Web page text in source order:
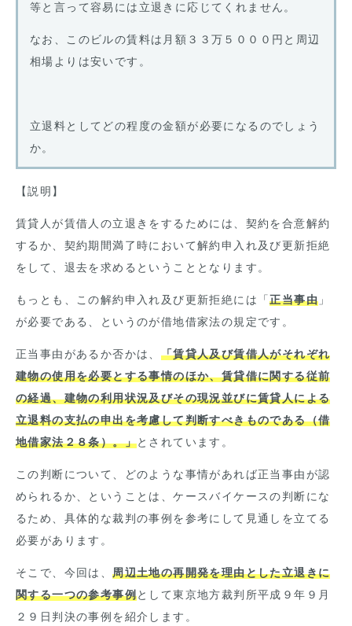
等と言って容易には立退きに応じてくれません。
なお、このビルの賃料は月額３３万５０００円と周辺
相場よりは安いです。
立退料としてどの程度の金額が必要になるのでしょう
か。
【説明】
賃貸人が賃借人の立退きをするためには、契約を合意解約
するか、契約期間満了時において解約申入れ及び更新拒絶
をして、退去を求めるということとなります。
もっとも、この解約申入れ及び更新拒絶には「正当事由 」
が必要である、というのが借地借家法の規定です。
正当事由があるか否かは、 「賃貸人及び賃借人がそれぞれ
建物の使用を必要とする事情のほか、賃貸借に関する従前
の経過、建物の利用状況及びその現況並びに賃貸人による
立退料の支払の申出を考慮して判断すべきものである（借
地借家法２８条）。」とされています。
この判断について、どのような事情があれば正当事由が認
められるか、ということは、ケースバイケースの判断にな
るため、具体的な裁判の事例を参考にして見通しを立てる
必要があります。
そこで、今回は、周辺土地の再開発を理由とした立退きに
関する一つの参考事例として東京地方裁判所平成９年９月
２９日判決の事例を紹介します。